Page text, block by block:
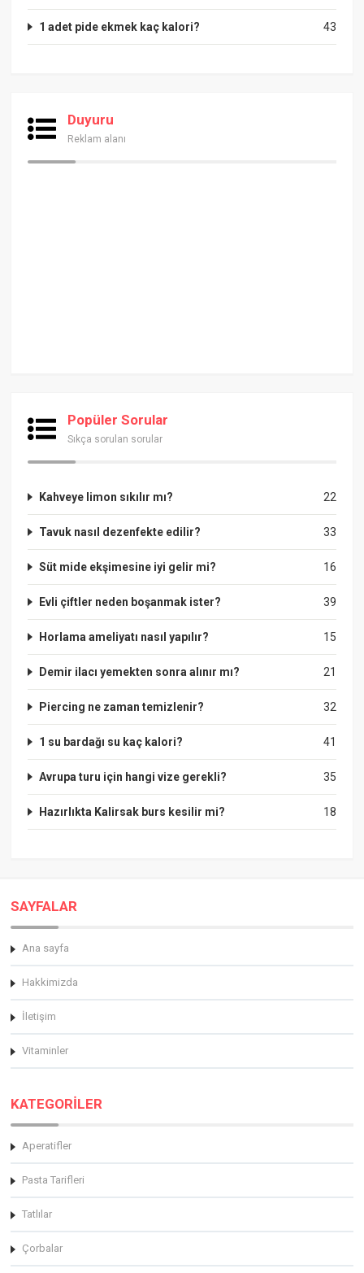
43
1 adet pide ekmek kaç kalori?
Duyuru
Reklam alanı
Popüler Sorular
Sıkça sorulan sorular
22
Kahveye limon sıkılır mı?
33
Tavuk nasıl dezenfekte edilir?
16
Süt mide ekşimesine iyi gelir mi?
39
Evli çiftler neden boşanmak ister?
15
Horlama ameliyatı nasıl yapılır?
21
Demir ilacı yemekten sonra alınır mı?
32
Piercing ne zaman temizlenir?
41
1 su bardağı su kaç kalori?
35
Avrupa turu için hangi vize gerekli?
18
Hazırlıkta Kalirsak burs kesilir mi?
SAYFALAR
Ana sayfa
Hakkimizda
İletişim
Vitaminler
KATEGORİLER
Aperatifler
Pasta Tarifleri
Tatlılar
Çorbalar